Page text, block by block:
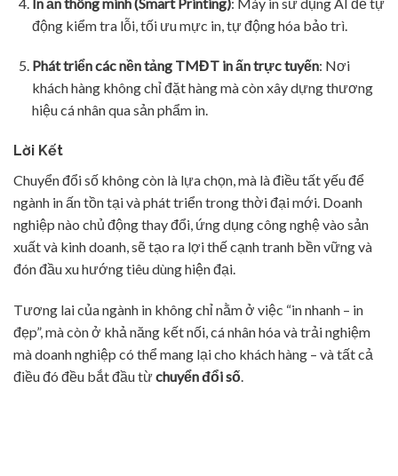
động kiểm tra lỗi, tối ưu mực in, tự động hóa bảo trì.
Phát triển các nền tảng TMĐT in ấn trực tuyến: Nơi
khách hàng không chỉ đặt hàng mà còn xây dựng thương
hiệu cá nhân qua sản phẩm in.
Lời Kết
Chuyển đổi số không còn là lựa chọn, mà là điều tất yếu để
ngành in ấn tồn tại và phát triển trong thời đại mới. Doanh
nghiệp nào chủ động thay đổi, ứng dụng công nghệ vào sản
xuất và kinh doanh, sẽ tạo ra lợi thế cạnh tranh bền vững và
đón đầu xu hướng tiêu dùng hiện đại.
Tương lai của ngành in không chỉ nằm ở việc “in nhanh – in
đẹp”, mà còn ở khả năng kết nối, cá nhân hóa và trải nghiệm
mà doanh nghiệp có thể mang lại cho khách hàng – và tất cả
điều đó đều bắt đầu từchuyển đổi số.